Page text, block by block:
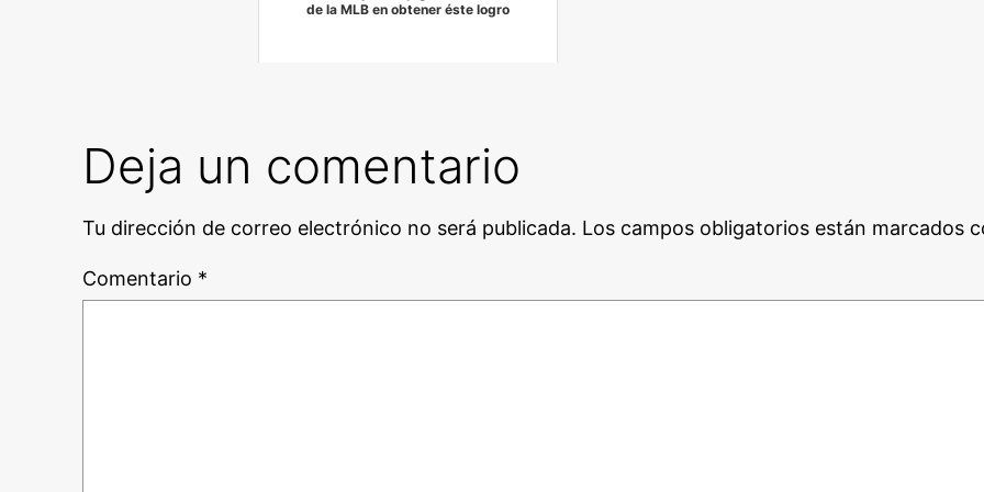
de la MLB en obtener éste logro
Deja un comentario
Tu dirección de correo electrónico no será publicada. Los campos obligatorios están marcados
Comentario *